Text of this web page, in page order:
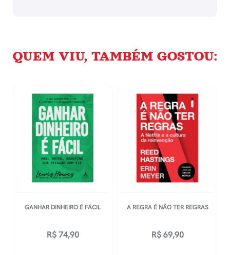
QUEM VIU, TAMBÉM GOSTOU:
GANHAR DINHEIRO É FÁCIL
R$74,90
A REGRA É NÃO TER REGRAS
R$69,90